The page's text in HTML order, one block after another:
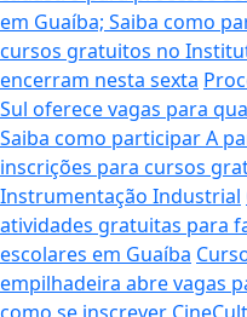
em Guaíba; Saiba como
cursos gratuitos no
encerram nesta sexta
Sul oferece vagas para
Saiba como participarA
inscrições para cursos
Instrumentação Industrial
atividades gratuitas para
escolares em Guaíba
empilhadeira abre vagas